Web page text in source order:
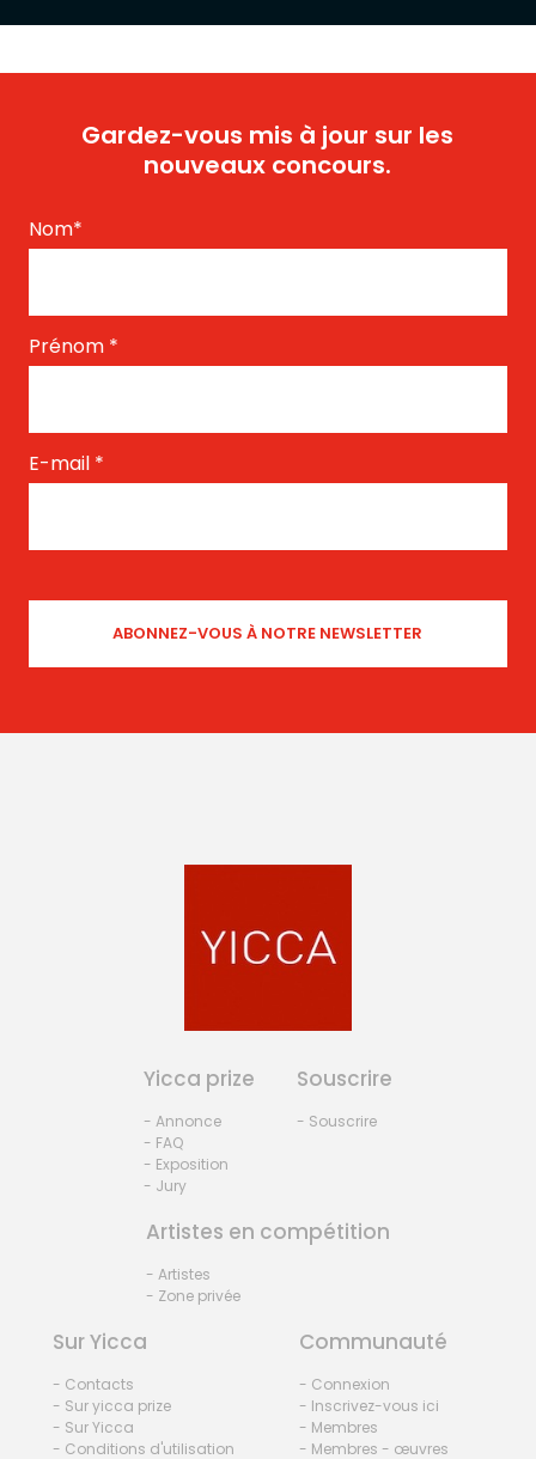
Gardez-vous mis à jour sur les
nouveaux concours.
Nom*
Prénom *
E-mail *
Yicca prize
- Annonce
- FAQ
- Exposition
- Jury
Souscrire
- Souscrire
Artistes en compétition
- Artistes
- Zone privée
Sur Yicca
- Contacts
- Sur yicca prize
- Sur Yicca
- Conditions d'utilisation
Communauté
- Connexion
- Inscrivez-vous ici
- Membres
- Membres - œuvres